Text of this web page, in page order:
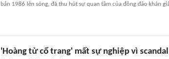
bản 1986 lên sóng, đã thu hút sự quan tâm của đông đảo khán
'Hoàng tử cổ trang' mất sự nghiệp vì